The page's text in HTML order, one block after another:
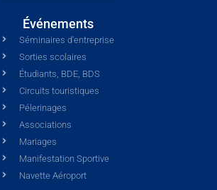
Événements
Séminaires d'entreprise
Sorties scolaires
Étudiants, BDE, BDS
Circuits touristiques
Pélerinages
Associations
Mariages
Manifestation Sportive
Navette Aéroport